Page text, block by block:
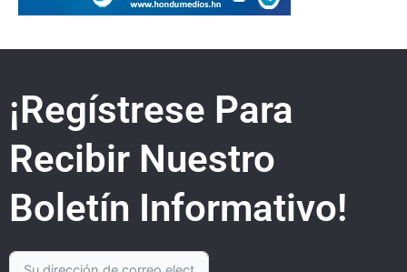
¡Regístrese Para
Recibir Nuestro
Boletín Informativo!